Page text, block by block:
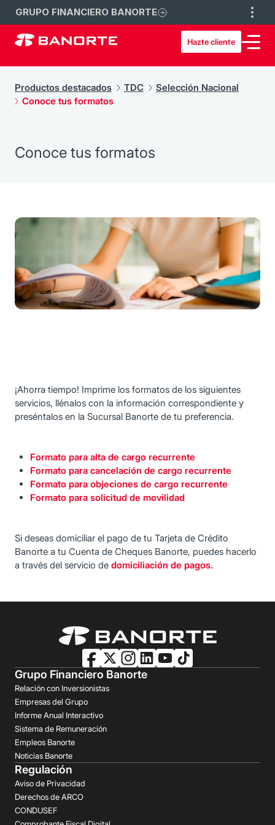
GRUPO FINANCIERO BANORTE
Hazte cliente
Productos destacados TDC
Selección Nacional
Conoce tus formatos
Conoce tus formatos
¡Ahorra tiempo! Imprime los formatos de los siguientes
servicios, llénalos con la información correspondiente y
preséntalos en la Sucursal Banorte de tu preferencia.
Formato para alta de cargo recurrente
Formato para cancelación de cargo recurrente
Formato para objeciones de cargo recurrente
Formato para solicitud de movilidad
Si deseas domiciliar el pago de tu Tarjeta de Crédito
Banorte a tu Cuenta de Cheques Banorte, puedes hacerlo
a través del servicio de domiciliación de pagos.
Grupo Financiero Banorte
Relación con Inversionistas
Empresas del Grupo
Informe Anual Interactivo
Sistema de Remuneración
Empleos Banorte
Noticias Banorte
Regulación
Aviso de Privacidad
Derechos de ARCO
CONDUSEF